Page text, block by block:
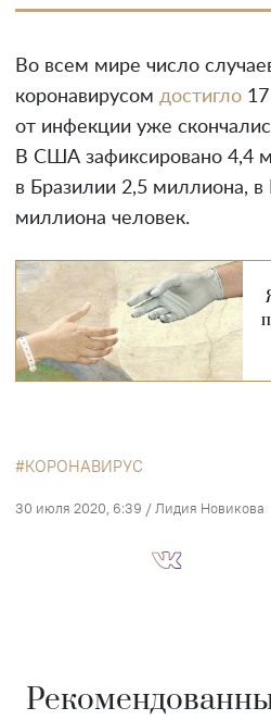
Во всем мире число
коронавирусом достигло
от инфекции уже
В США зафиксировано 4,4
в Бразилии 2,5 миллиона,
миллиона человек.
КОРОНАВИРУС
30 июля 2020, 6:39 / Лидия Новикова